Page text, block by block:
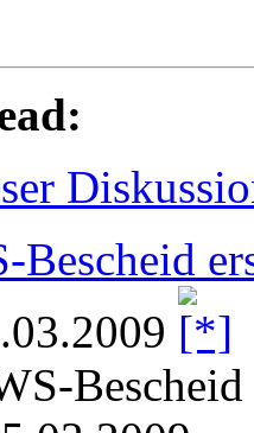
Bescheid